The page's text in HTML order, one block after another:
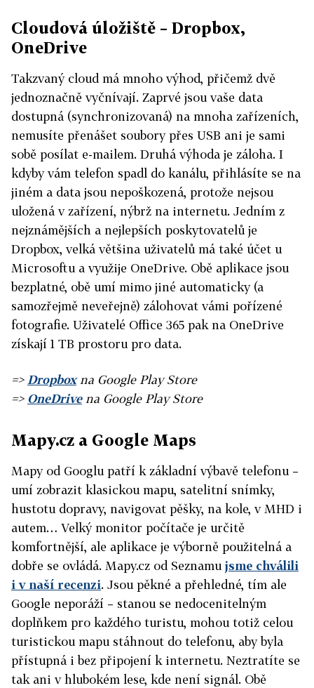
Cloudová úložiště – Dropbox,
OneDrive
Takzvaný cloud má mnoho výhod, přičemž dvě
jednoznačně vyčnívají. Zaprvé jsou vaše data
dostupná (synchronizovaná) na mnoha zařízeních,
nemusíte přenášet soubory přes USB ani je sami
sobě posílat e-mailem. Druhá výhoda je záloha. I
kdyby vám telefon spadl do kanálu, přihlásíte se na
jiném a data jsou nepoškozená, protože nejsou
uložená v zařízení, nýbrž na internetu. Jedním z
nejznámějších a nejlepších poskytovatelů je
Dropbox, velká většina uživatelů má také účet u
Microsoftu a využije OneDrive. Obě aplikace jsou
bezplatné, obě umí mimo jiné automaticky (a
samozřejmě neveřejně) zálohovat vámi pořízené
fotografie. Uživatelé Office 365 pak na OneDrive
získají 1 TB prostoru pro data.
=> Dropboxna Google Play Store
=> OneDrivena Google Play Store
Mapy.cz a Google Maps
Mapy od Googlu patří k základní výbavě telefonu –
umí zobrazit klasickou mapu, satelitní snímky,
hustotu dopravy, navigovat pěšky, na kole, v MHD i
autem… Velký monitor počítače je určitě
komfortnější, ale aplikace je výborně použitelná a
dobře se ovládá. Mapy.cz od Seznamujsme chválili
i v naší recenzi. Jsou pěkné a přehledné, tím ale
Google neporáží – stanou se nedocenitelným
doplňkem pro každého turistu, mohou totiž celou
turistickou mapu stáhnout do telefonu, aby byla
přístupná i bez připojení k internetu. Neztratíte se
tak ani v hlubokém lese, kde není signál. Obě